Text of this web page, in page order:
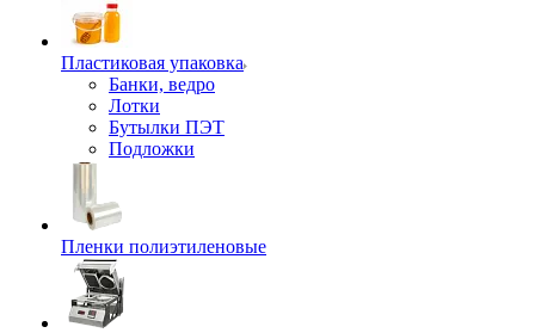
Пластиковая упаковка
Банки, ведро
Лотки
Бутылки ПЭТ
Подложки
Пленки полиэтиленовые